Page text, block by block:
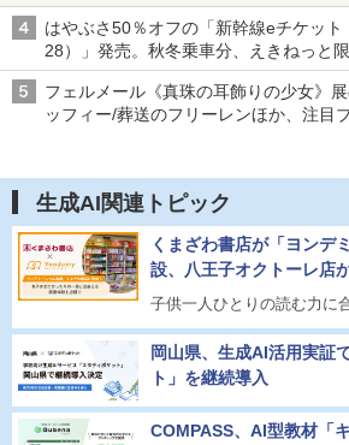
はやぶさ50％オフの「新幹線eチケッ
28）」発売。秋冬乗車分、えきねっと
フェルメール《真珠の耳飾りの少女》
ッフィー/葬送のフリーレンほか、注目
生成AI関連トピック
くまざわ書店が「ヨンデ
設、八王子オクトーレ店
子供一人ひとりの読む力に
岡山県、生成AI活用実証
ト」を継続導入
COMPASS、AI型教材「